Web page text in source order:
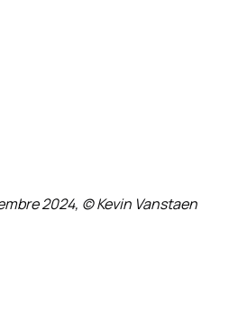
2024, (c) Kevin Vanstaen